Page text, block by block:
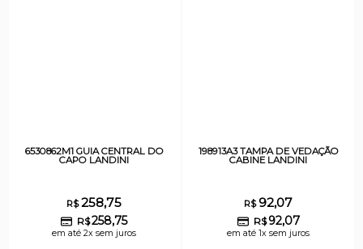
6530862M1 GUIA CENTRAL DO
CAPO LANDINI
R$258,75
R$258,75
em até 2x sem juros
198913A3 TAMPA DE VEDAÇÃO
CABINE LANDINI
R$92,07
R$ 92,07
em até 1x sem juros